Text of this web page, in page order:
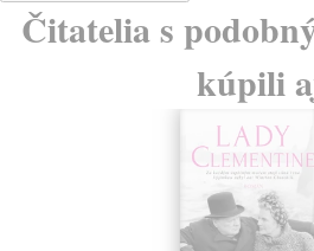
Čitatelia s
kúpili